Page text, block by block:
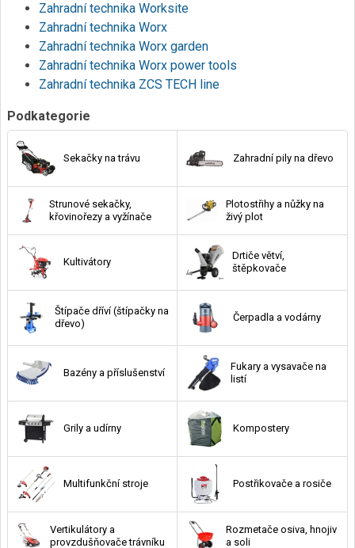
Zahradní technika Worksite
Zahradní technika Worx
Zahradní technika Worx garden
Zahradní technika Worx power tools
Zahradní technika ZCS TECH line
Podkategorie
Sekačky na trávu Zahradní pily na dřevo
Strunové sekačky,
křovinořezy a vyžínače
Plotostřihy a nůžky na
živý plot
Kultivátory
Drtiče větví,
štěpkovače
Štípače dříví (štípačky na
dřevo)
Čerpadla a vodárny
Bazény a příslušenství
Fukary a vysavače na
listí
Grily a udírny Kompostery
Multifunkční stroje Postřikovače a rosiče
Vertikulátory a
provzdušňovače trávníku
Rozmetače osiva, hnojiv
a soli